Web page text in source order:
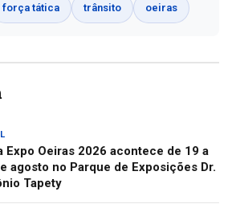
força tática trânsito oeiras
Expo Oeiras 2026 acontece de 19 a
agosto no Parque de Exposições Dr.
Tapety